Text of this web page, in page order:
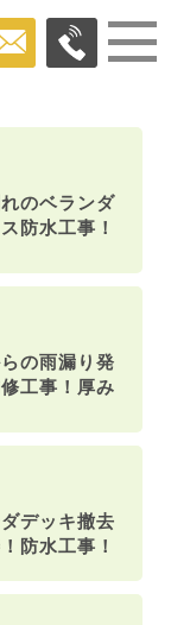
のベランダ
防水工事！
の雨漏り発
工事！厚み
デッキ撤去
防水工事！